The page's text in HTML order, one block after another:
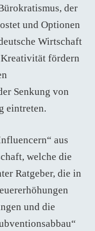
der
und Optionen
Wirtschaft
fördern
Senkung von
eintreten.
aus
welche die
Ratgeber, die in
und die